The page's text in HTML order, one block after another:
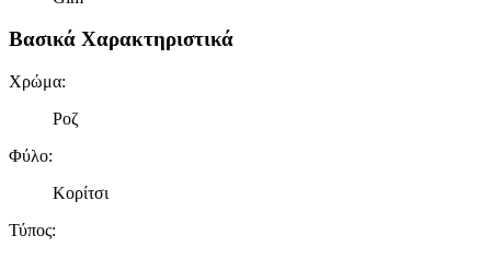
Βασικά Χαρακτηριστικά
Χρώμα:
Ροζ
Φύλο:
Κορίτσι
Τύπος: